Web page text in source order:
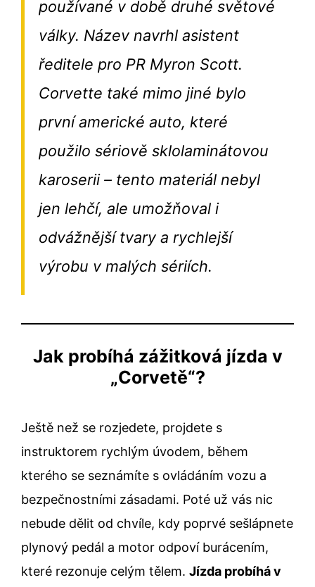
používané v době druhé světové
války. Název navrhl asistent
ředitele pro PR Myron Scott.
Corvette také mimo jiné bylo
první americké auto, které
použilo sériově sklolaminátovou
karoserii – tento materiál nebyl
jen lehčí, ale umožňoval i
odvážnější tvary a rychlejší
výrobu v malých sériích.
Jak probíhá zážitková jízda v
„Corvetě“?
Ještě než se rozjedete, projdete s
instruktorem rychlým úvodem, během
kterého se seznámíte s ovládáním vozu a
bezpečnostními zásadami. Poté už vás nic
nebude dělit od chvíle, kdy poprvé sešlápnete
plynový pedál a motor odpoví burácením,
které rezonuje celým tělem. Jízda probíhá v